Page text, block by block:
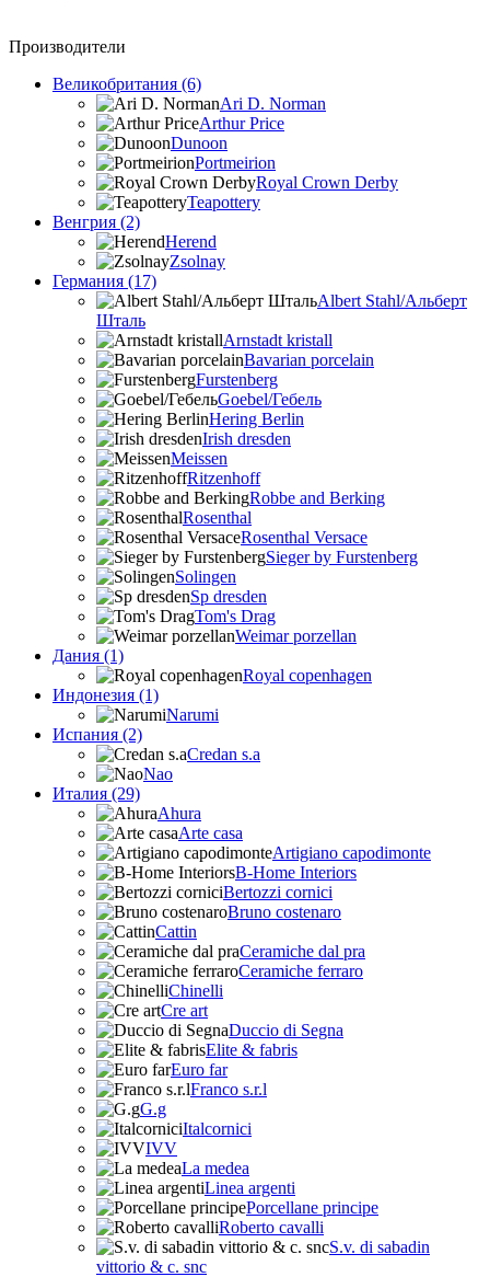
Производители
Великобритания (6)
Ari D. Norman
Arthur Price
Dunoon
Portmeirion
Royal Crown Derby
Teapottery
Венгрия (2)
Herend
Zsolnay
Германия (17)
Albert Stahl/Альбеpт
Шталь
Arnstadt kristall
Bavarian porcelain
Furstenberg
Goebel/Гебель
Hering Berlin
Irish dresden
Meissen
Ritzenhoff
Robbe and Berking
Rosenthal
Rosenthal Versace
Sieger by Furstenberg
Solingen
Sp dresden
Tom's Drag
Weimar porzellan
Дания (1)
Royal copenhagen
Индонезия (1)
Narumi
Испания (2)
Credan s.a
Nao
Италия (29)
Ahura
Arte casa
Artigiano capodimonte
B-Home Interiors
Bertozzi cornici
Bruno costenaro
Cattin
Ceramiche dal pra
Ceramiche ferraro
Chinelli
Cre art
Duccio di Segna
Elite & fabris
Euro far
Franco s.r.l
G.g
Italcornici
IVV
La medea
Linea argenti
Porcellane principe
Roberto cavalli
S.v. di sabadin
vittorio & c. snc